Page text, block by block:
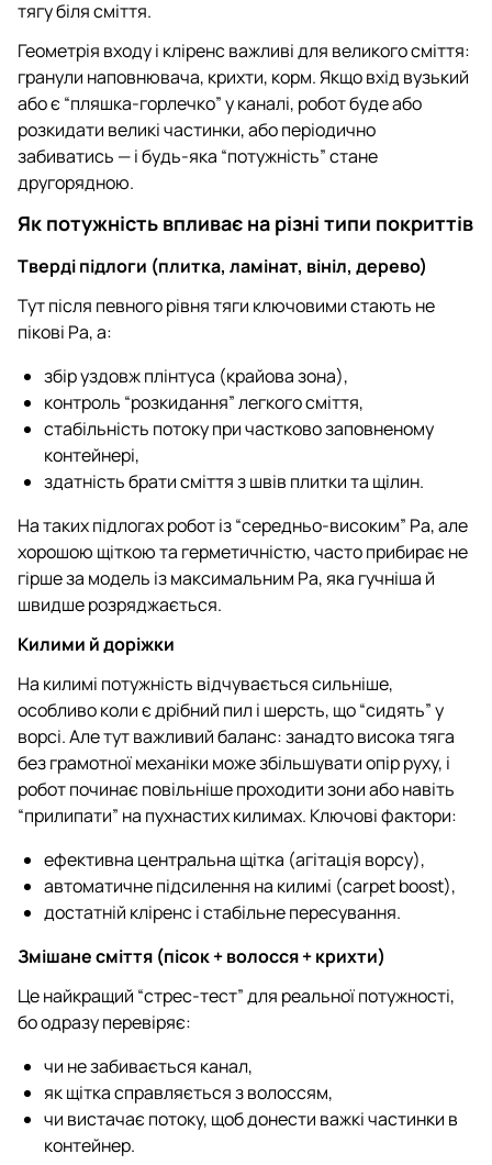
тягу біля сміття.
Геометрія входу і кліренс важливі для великого сміття:
гранули наповнювача, крихти, корм. Якщо вхід вузький
або є “пляшка-горлечко” у каналі, робот буде або
розкидати великі частинки, або періодично
забиватись — і будь-яка “потужність” стане
другорядною.
Як потужність впливає на різні типи покриттів
Тверді підлоги (плитка, ламінат, вініл, дерево)
Тут після певного рівня тяги ключовими стають не
пікові Pa, а:
збір уздовж плінтуса (крайова зона),
контроль “розкидання” легкого сміття,
стабільність потоку при частково заповненому
контейнері,
здатність брати сміття з швів плитки та щілин.
На таких підлогах робот із “середньо-високим” Pa, але
хорошою щіткою та герметичністю, часто прибирає не
гірше за модель із максимальним Pa, яка гучніша й
швидше розряджається.
Килими й доріжки
На килимі потужність відчувається сильніше,
особливо коли є дрібний пил і шерсть, що “сидять” у
ворсі. Але тут важливий баланс: занадто висока тяга
без грамотної механіки може збільшувати опір руху, і
робот починає повільніше проходити зони або навіть
“прилипати” на пухнастих килимах. Ключові фактори:
ефективна центральна щітка (агітація ворсу),
автоматичне підсилення на килимі (carpet boost),
достатній кліренс і стабільне пересування.
Змішане сміття (пісок + волосся + крихти)
Це найкращий “стрес-тест” для реальної потужності,
бо одразу перевіряє:
чи не забивається канал,
як щітка справляється з волоссям,
чи вистачає потоку, щоб донести важкі частинки в
контейнер.